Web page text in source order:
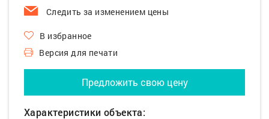
Следить за изменением цены
В избранное
Версия для печати
Предложить свою цену
Характеристики объекта: